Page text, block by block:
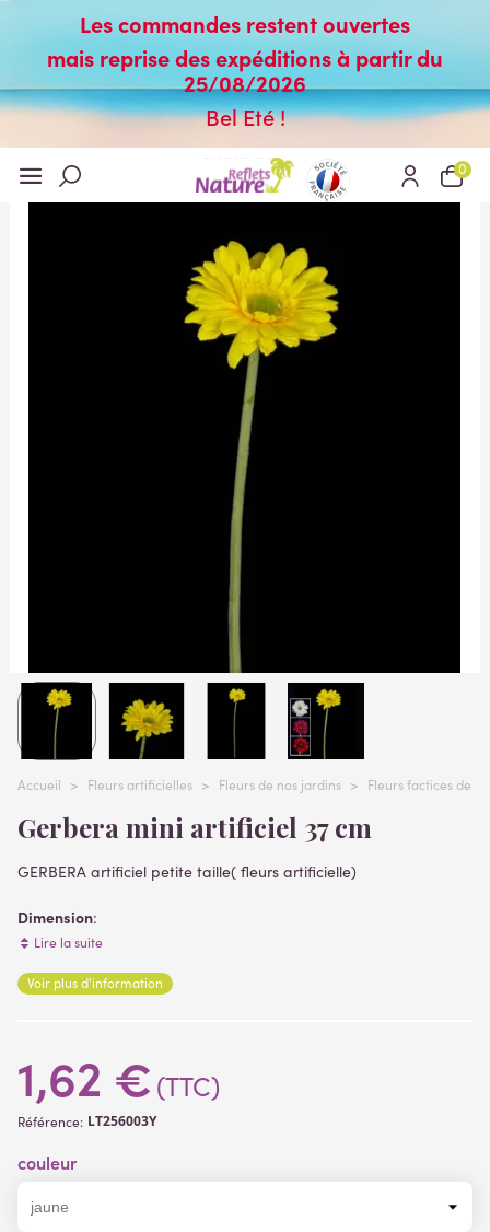
Les commandes restent ouvertes
mais reprise des expéditions à partir du
25/08/2026
Bel Eté !
0
Accueil > Fleurs artificielles > Fleurs de nos jardins > Fleurs factices de
Gerbera mini artificiel 37 cm
GERBERA artificiel petite taille( fleurs artificielle)
Dimension:
Hauteur 37 cm
Fleur: tissu
Tige : plastique
Lire la suite
Voir plus d'information
1,62 € (TTC)
Référence: LT256003Y
couleur